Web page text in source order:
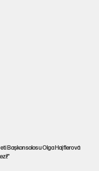
Başkonsolosu Olga Hajflerová